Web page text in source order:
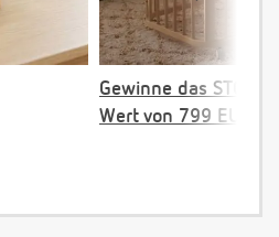
Gewinne das
Wert von 799 EUR